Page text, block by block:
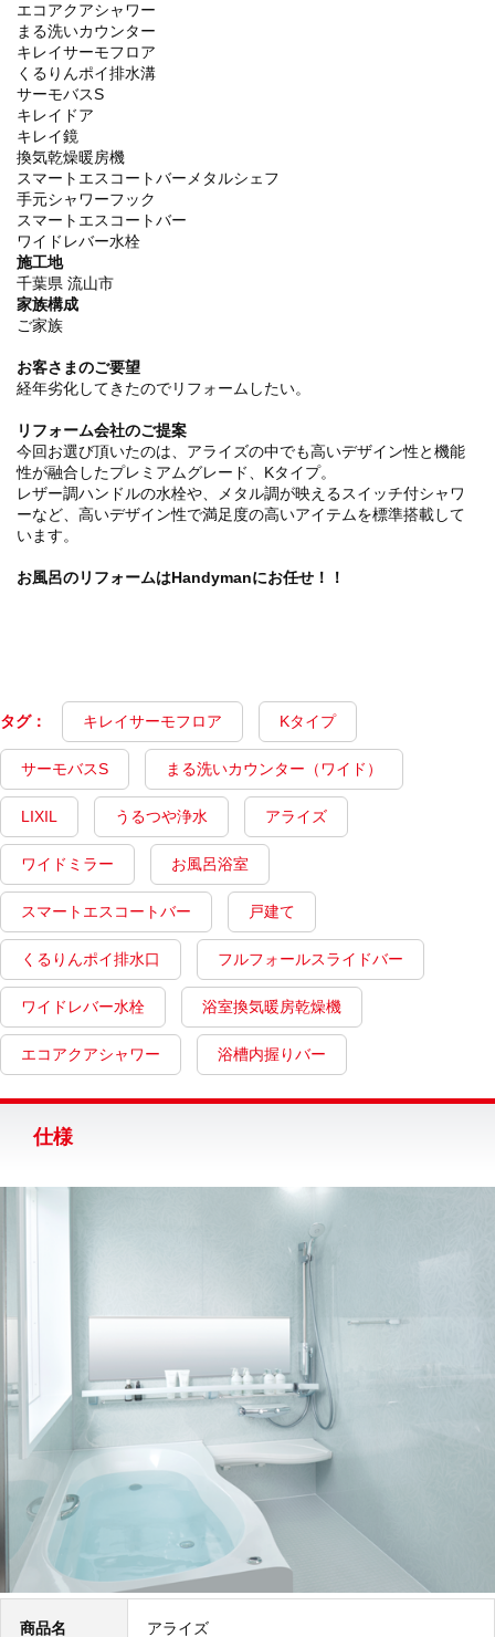
エコアクアシャワー
まる洗いカウンター
キレイサーモフロア
くるりんポイ排水溝
サーモバスS
キレイドア
キレイ鏡
換気乾燥暖房機
スマートエスコートバーメタルシェフ
手元シャワーフック
スマートエスコートバー
ワイドレバー水栓
施工地
千葉県 流山市
家族構成
ご家族
お客さまのご要望
経年劣化してきたのでリフォームしたい。
リフォーム会社のご提案
今回お選び頂いたのは、アライズの中でも高いデザイン性と機能
性が融合したプレミアムグレード、Kタイプ。
レザー調ハンドルの水栓や、メタル調が映えるスイッチ付シャワ
ーなど、高いデザイン性で満足度の高いアイテムを標準搭載して
います。
お風呂のリフォームはHandymanにお任せ！！
タグ： キレイサーモフロア Kタイプ
サーモバスS まる洗いカウンター（ワイド）
LIXIL うるつや浄水 アライズ
ワイドミラー お風呂浴室
スマートエスコートバー 戸建て
くるりんポイ排水口 フルフォールスライドバー
ワイドレバー水栓 浴室換気暖房乾燥機
エコアクアシャワー 浴槽内握りバー
仕様
商品名 アライズ